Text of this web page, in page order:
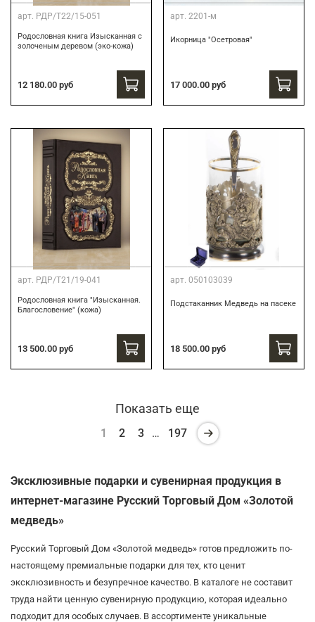
арт. РДР/Т22/15-051
Родословная книга Изысканная с
золоченым деревом (эко-кожа)
12 180.00 руб
арт. 2201-м
Икорница "Осетровая"
17 000.00 руб
арт. РДР/Т21/19-041
Родословная книга "Изысканная.
Благословение" (кожа)
13 500.00 руб
арт. 050103039
Подстаканник Медведь на пасеке
18 500.00 руб
Показать еще
1 2 3 … 197
Эксклюзивные подарки и сувенирная продукция в
интернет-магазине Русский Торговый Дом «Золотой
медведь»
Русский Торговый Дом «Золотой медведь» готов предложить по-
настоящему премиальные подарки для тех, кто ценит
эксклюзивность и безупречное качество. В каталоге не составит
труда найти ценную сувенирную продукцию, которая идеально
подходит для особых случаев. В ассортименте уникальные